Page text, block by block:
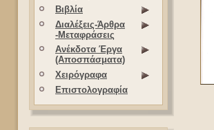
Βιβλία
Διαλέξεις-Άρθρα
-Μεταφράσεις
Ανέκδοτα Έργα
(Αποσπάσματα)
Χειρόγραφα
Επιστολογραφία